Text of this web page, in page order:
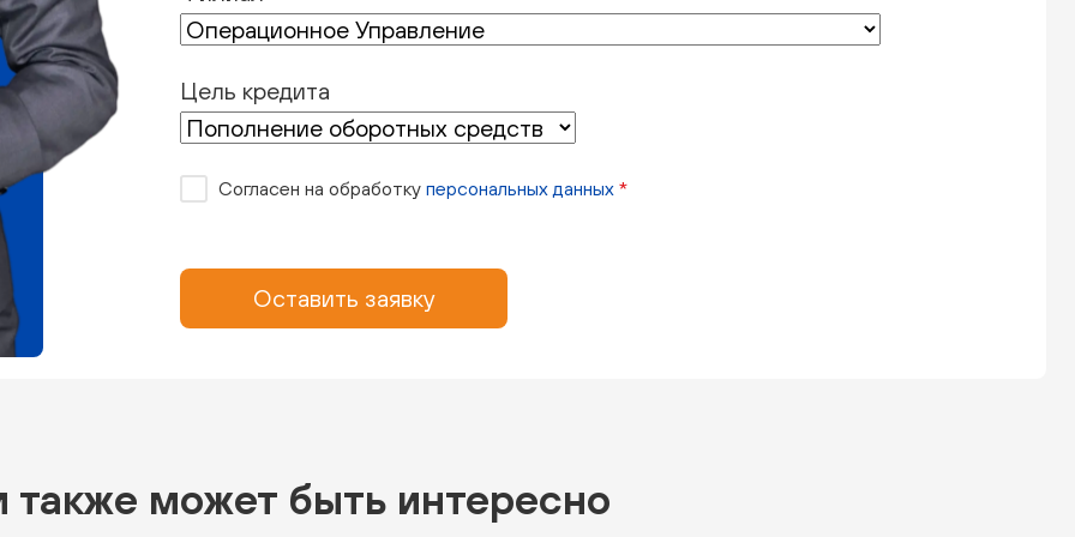
Цель кредита
Согласен на обработку персональных данных *
Оставить заявку
также может быть интересно